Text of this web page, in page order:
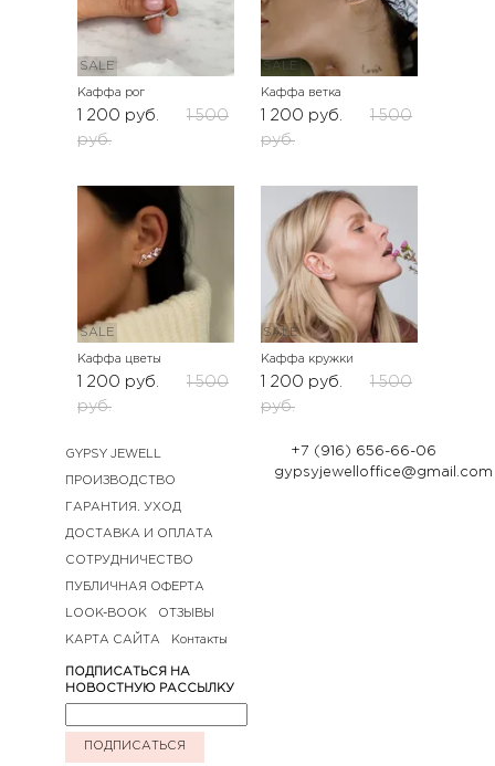
SALE
Каффа рог
1 200 руб.
1 500
руб.
SALE
Каффа ветка
1 200 руб.
1 500
руб.
SALE
Каффа цветы
1 200 руб.
1 500
руб.
SALE
Каффа кружки
1 200 руб.
1 500
руб.
GYPSY JEWELL
ПРОИЗВОДСТВО
ГАРАНТИЯ. УХОД
ДОСТАВКА И ОПЛАТА
СОТРУДНИЧЕСТВО
ПУБЛИЧНАЯ ОФЕРТА
LOOK-BOOK ОТЗЫВЫ
КАРТА САЙТА Контакты
+7 (916) 656-66-06
gypsyjewelloffice@gmail.com
ПОДПИСАТЬСЯ НА
НОВОСТНУЮ РАССЫЛКУ
ПОДПИСАТЬСЯ